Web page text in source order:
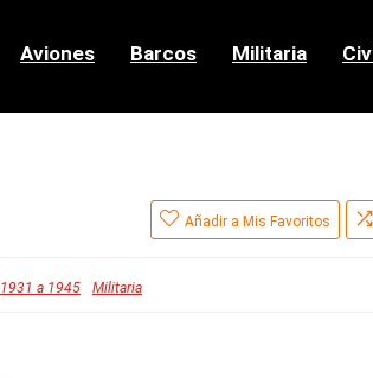
Aviones Barcos Militaria
Añadir a Mis Favoritos
1931 a 1945 Militaria